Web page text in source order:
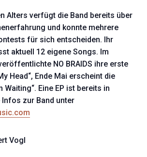
Alters verfügt die Band bereits über
und konnte mehrere
für sich entscheiden. Ihr
aktuell 12 eigene Songs. Im
NO BRAIDS ihre erste
Head“, Ende Mai erscheint die
Waiting“. Eine EP ist bereits in
Infos zur Band unter
Vogl